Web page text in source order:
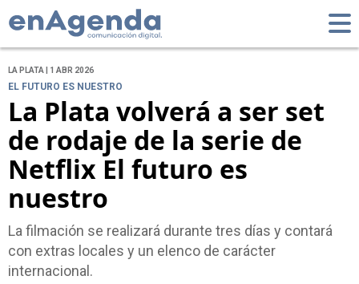
LA PLATA | 1 ABR 2026
EL FUTURO ES NUESTRO
La Plata volverá a ser set
de rodaje de la serie de
Netflix El futuro es
nuestro
La filmación se realizará durante tres días y contará
con extras locales y un elenco de carácter
internacional.